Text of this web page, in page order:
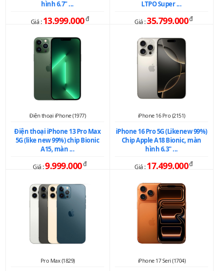
hình 6.7" ...
Giá :13.999.000đ
LTPO Super ...
Giá :35.799.000đ
Điện thoại iPhone (1977)
Điện thoại iPhone 13 Pro Max
5G (like new 99%) chip Bionic
A15, màn ...
Giá :9.999.000đ
iPhone 16 Pro (2151)
iPhone 16 Pro 5G (Likenew 99%)
Chip Apple A18 Bionic, màn
hình 6.3" ...
Giá :17.499.000đ
Pro Max (1829) iPhone 17 Seri (1704)